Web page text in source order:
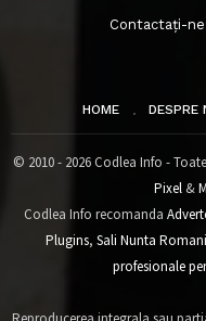
Contactați-
HOME DESPRE
© 2010 - 2026 Codlea Info -
Pixel&
Codlea Info recomanda
Plugins, Sali Nunta
profesionale